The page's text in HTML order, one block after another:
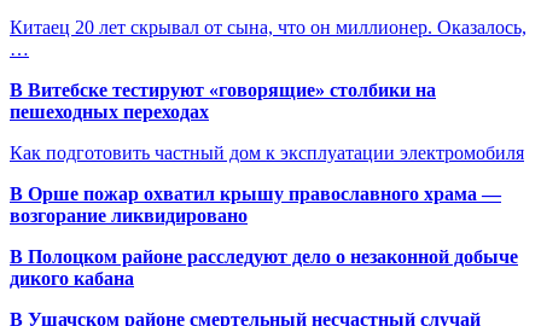
Китаец 20 лет скрывал от сына, что он миллионер. Оказалось,
…
В Витебске тестируют «говорящие» столбики на
пешеходных переходах
Как подготовить частный дом к эксплуатации электромобиля
В Орше пожар охватил крышу православного храма —
возгорание ликвидировано
В Полоцком районе расследуют дело о незаконной добыче
дикого кабана
В Ушачском районе смертельный несчастный случай